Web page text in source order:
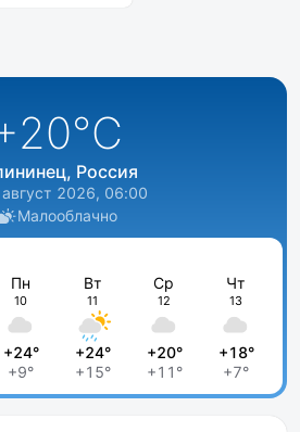
°C
Россия
2026, 06:00
Малооблачно
Пн
10
+24°
+9°
Вт
11
+24°
+15°
Ср
12
+20°
+11°
Чт
13
+18°
+7°